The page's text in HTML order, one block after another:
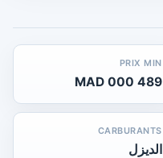
PRIX MIN
489 000 MAD
CARBURANTS
الديزل